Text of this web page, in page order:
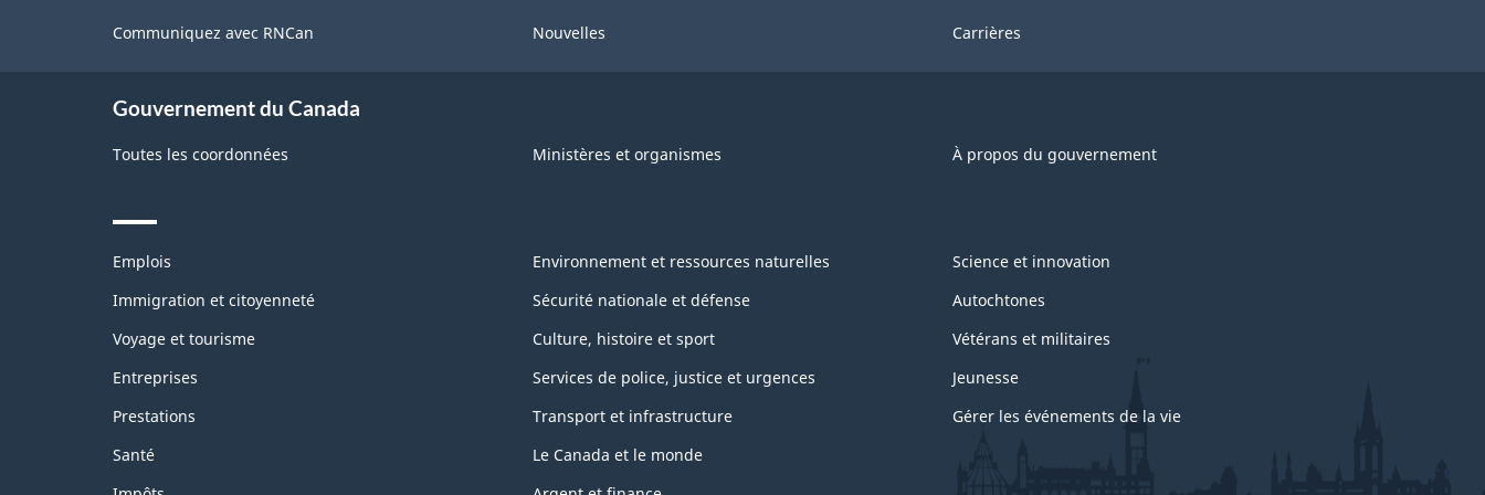
Communiquez avec RNCan Nouvelles Carrières
Gouvernement du Canada
Toutes les coordonnées Ministères et organismes À propos du gouvernement
Themes
topics
Emplois
Immigration et citoyenneté
Voyage et tourisme
Entreprises
Prestations
Santé
Environnement et ressources naturelles
Sécurité nationale et défense
Culture, histoire et sport
Services de police, justice et urgences
Transport et infrastructure
Le Canada et le monde
Science et innovation
Autochtones
Vétérans et militaires
Jeunesse
Gérer les événements de la vie